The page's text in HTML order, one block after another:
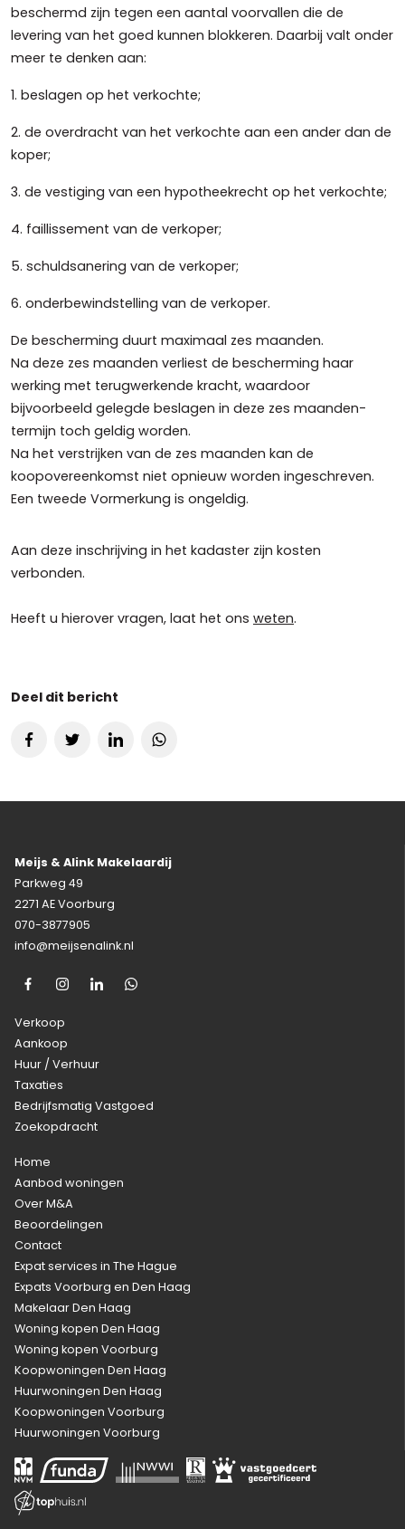
beschermd zijn tegen een aantal voorvallen die de
levering van het goed kunnen blokkeren. Daarbij valt onder
meer te denken aan:
1. beslagen op het verkochte;
2. de overdracht van het verkochte aan een ander dan de
koper;
3. de vestiging van een hypotheekrecht op het verkochte;
4. faillissement van de verkoper;
5. schuldsanering van de verkoper;
6. onderbewindstelling van de verkoper.
De bescherming duurt maximaal zes maanden.
Na deze zes maanden verliest de bescherming haar
werking met terugwerkende kracht, waardoor
bijvoorbeeld gelegde beslagen in deze zes maanden-
termijn toch geldig worden.
Na het verstrijken van de zes maanden kan de
koopovereenkomst niet opnieuw worden ingeschreven.
Een tweede Vormerkung is ongeldig.
Aan deze inschrijving in het kadaster zijn kosten
verbonden.
Heeft u hierover vragen, laat het ons weten.
Deel dit bericht
Meijs & Alink Makelaardij
Parkweg 49
2271 AE Voorburg
070-3877905
info@meijsenalink.nl
Verkoop
Aankoop
Huur / Verhuur
Taxaties
Bedrijfsmatig Vastgoed
Zoekopdracht
Home
Aanbod woningen
Over M&A
Beoordelingen
Contact
Expat services in The Hague
Expats Voorburg en Den Haag
Makelaar Den Haag
Woning kopen Den Haag
Woning kopen Voorburg
Koopwoningen Den Haag
Huurwoningen Den Haag
Koopwoningen Voorburg
Huurwoningen Voorburg